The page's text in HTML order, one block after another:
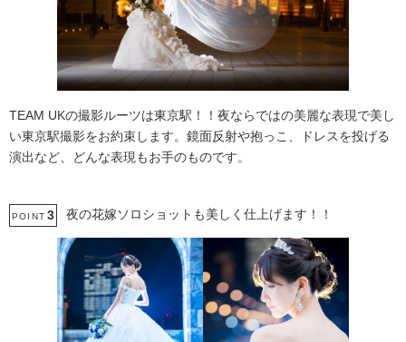
TEAM UKの撮影ルーツは東京駅！！夜ならではの美麗な表現で美し
い東京駅撮影をお約束します。鏡面反射や抱っこ、ドレスを投げる
演出など、どんな表現もお手のものです。
POINT 3 夜の花嫁ソロショットも美しく仕上げます！！